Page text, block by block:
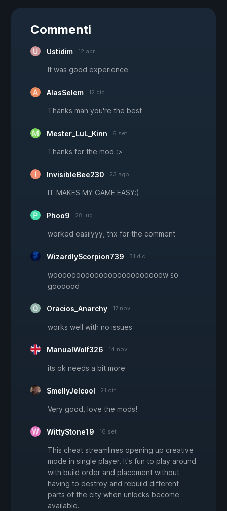
Commenti
Ustidim 12 apr
It was good experience
AlasSelem 12 dic
Thanks man you're the best
Mester_LuL_Kinn 6 set
Thanks for the mod :>
InvisibleBee230 23 ago
IT MAKES MY GAME EASY:)
Phoo9 28 lug
worked easilyyy, thx for the comment
WizardlyScorpion739 31 dic
woooooooooooooooooooooooow so
goooood
Oracios_Anarchy 17 nov
works well with no issues
ManualWolf326 14 nov
its ok needs a bit more
SmellyJelcool 21 ott
Very good, love the mods!
WittyStone19 16 set
This cheat streamlines opening up creative
mode in single player. It's fun to play around
with build order and placement without
having to destroy and rebuild different
parts of the city when unlocks become
available.